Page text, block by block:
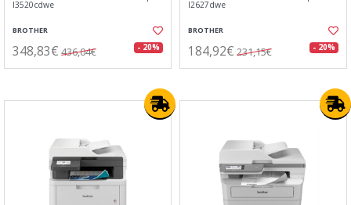
l3520cdwe
BROTHER
348,83€ 436,04€ - 20%
l2627dwe
BROTHER
184,92€ 231,15€ - 20%